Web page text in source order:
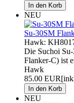
NEU
Su-30SM
Hawk:
Die Suchoi
Flanker-C) ist
Hawk
85.00 EUR
NEU